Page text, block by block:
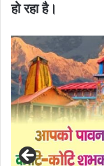
हो रहा है।